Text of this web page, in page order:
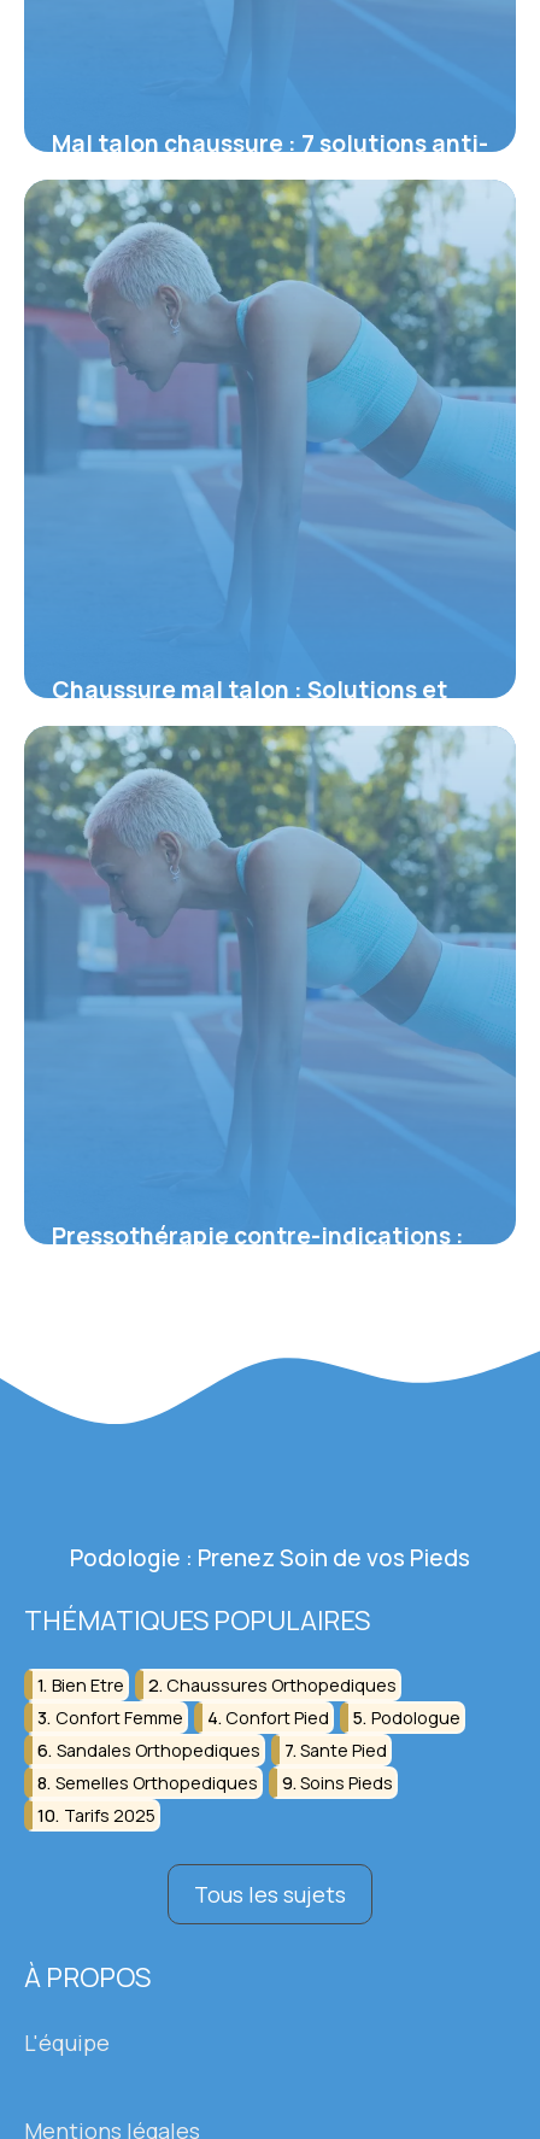
Mal talon chaussure : 7 solutions anti-
douleur
30 juin 2026
Chaussure mal talon : Solutions et
conseils podologie
29 juin 2026
Pressothérapie contre-indications :
THÉMATIQUES POPULAIRES
Bien Etre
Chaussures Orthopediques
Confort Femme
Confort Pied
Podologue
Sandales Orthopediques
Sante Pied
Semelles Orthopediques
Soins Pieds
Tarifs 2025
Tous les sujets
Podologie : Prenez Soin de vos Pieds
À PROPOS
L'équipe
Mentions légales